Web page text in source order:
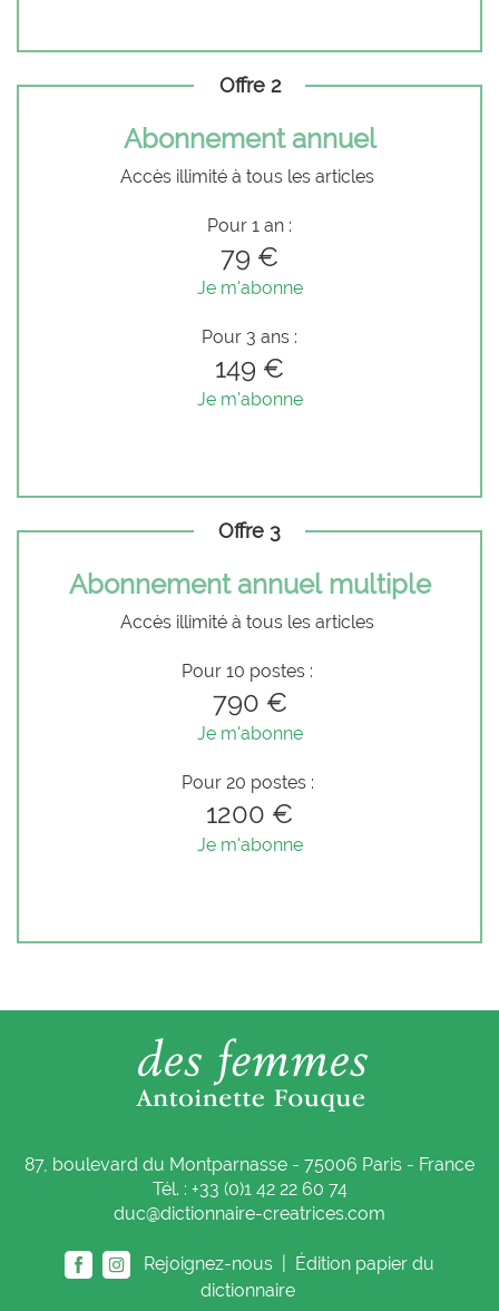
Offre 2
Abonnement annuel
Accès illimité à tous les articles
Pour 1 an :
79 €
Je m'abonne
Pour 3 ans :
149 €
Je m'abonne
Offre 3
Abonnement annuel multiple
Accès illimité à tous les articles
Pour 10 postes :
790 €
Je m'abonne
Pour 20 postes :
1200 €
Je m'abonne
87, boulevard du Montparnasse - 75006 Paris - France
Tél. : +33 (0)1 42 22 60 74
duc@dictionnaire-creatrices.com
Rejoignez-nous |
Édition papier du
dictionnaire